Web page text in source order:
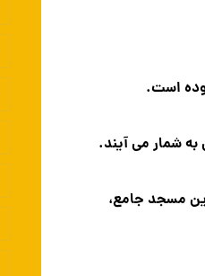
است.
به شمار می آیند.